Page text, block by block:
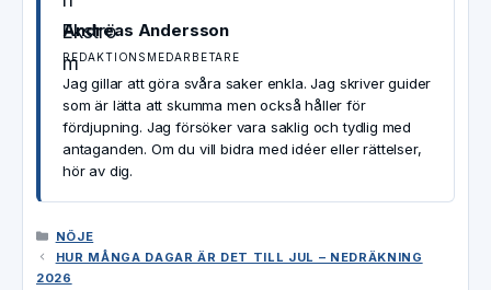
Andreas Andersson
REDAKTIONSMEDARBETARE
Jag gillar att göra svåra saker enkla. Jag skriver guider
som är lätta att skumma men också håller för
fördjupning. Jag försöker vara saklig och tydlig med
antaganden. Om du vill bidra med idéer eller rättelser,
hör av dig.
KATEGORIER
NÖJE
HUR MÅNGA DAGAR ÄR DET TILL JUL – NEDRÄKNING
2026